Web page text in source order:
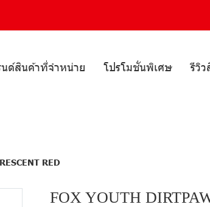
ด์สินค้าที่จำหน่าย โปรโมชั่นพิเศษ รีวิ
RED
FOX YOUTH